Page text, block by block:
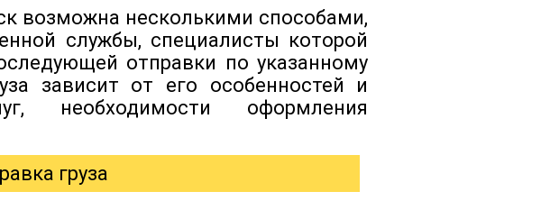
возможна несколькими способами,
службы, специалисты которой
отправки по указанному
зависит от его особенностей и
необходимости оформления
груза